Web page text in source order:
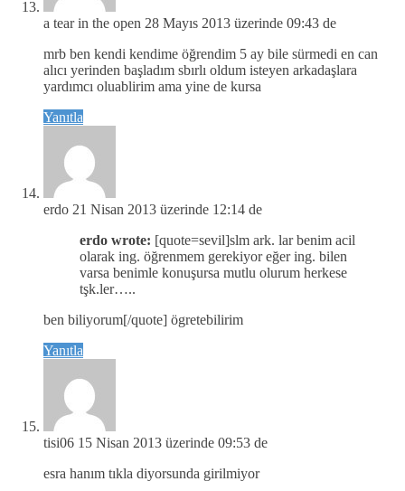
a tear in the open 28 Mayıs 2013 üzerinde 09:43 de
mrb ben kendi kendime öğrendim 5 ay bile sürmedi en can
alıcı yerinden başladım sbırlı oldum isteyen arkadaşlara
yardımcı oluablirim ama yine de kursa
Yanıtla
erdo 21 Nisan 2013 üzerinde 12:14 de
erdo wrote: [quote=sevil]slm ark. lar benim acil
olarak ing. öğrenmem gerekiyor eğer ing. bilen
varsa benimle konuşursa mutlu olurum herkese
tşk.ler…..
ben biliyorum[/quote] ögretebilirim
Yanıtla
tisi06 15 Nisan 2013 üzerinde 09:53 de
esra hanım tıkla diyorsunda girilmiyor